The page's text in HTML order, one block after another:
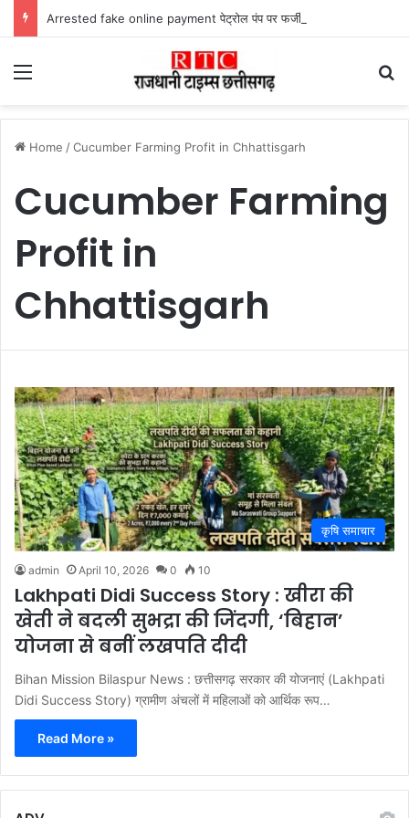
Menu
Home /Cucumber Farming Profit in Chhattisgarh
Cucumber Farming
Profit in
Chhattisgarh
कृषि समाचार
admin April 10, 2026 0 10
Lakhpati Didi Success Story : खीरा की
खेती ने बदली सुभद्रा की जिंदगी, ‘बिहान’
योजना से बनीं लखपति दीदी
Bihan Mission Bilaspur News : छत्तीसगढ़ सरकार की योजनाएं (Lakhpati
Didi Success Story) ग्रामीण अंचलों में महिलाओं को आर्थिक रूप…
Read More »